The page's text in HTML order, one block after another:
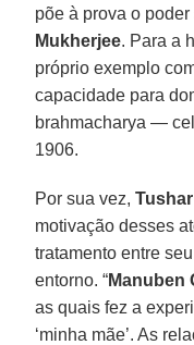
põe à prova o
Mukherjee. Para a
próprio exemplo
capacidade para
brahmacharya —
1906.
Por sua vez,
motivação desses
tratamento entre
entorno. “Manuben
as quais fez a
‘minha mãe’. As